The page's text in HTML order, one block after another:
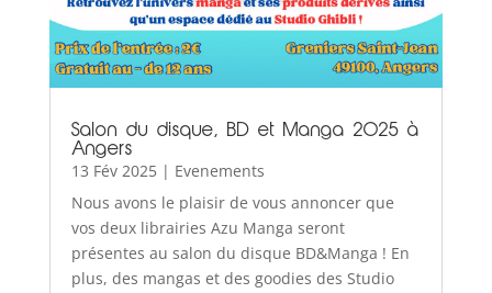
Salon du disque, BD et Manga 2025 à
Angers
13 Fév 2025| Evenements
Nous avons le plaisir de vous annoncer que
vos deux librairies Azu Manga seront
présentes au salon du disque BD&Manga ! En
plus, des mangas et des goodies des Studio